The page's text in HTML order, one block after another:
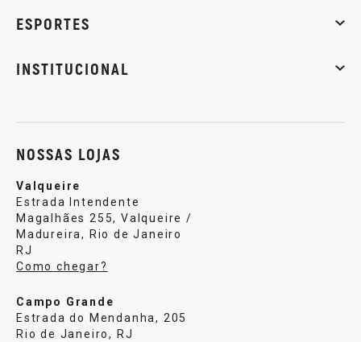
ESPORTES
INSTITUCIONAL
NOSSAS LOJAS
Valqueire
Estrada Intendente
Magalhães 255, Valqueire /
Madureira, Rio de Janeiro
RJ
Como chegar?
Campo Grande
Estrada do Mendanha, 205
Rio de Janeiro, RJ